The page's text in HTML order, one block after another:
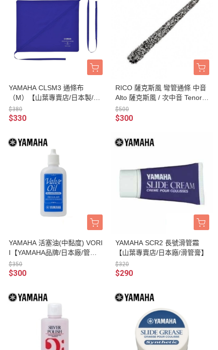
YAMAHA CLSM3 通條布
（M）【山葉專賣店/日本製/管
樂器保養品】
$380
$330
RICO 薩克斯風 彎管通條 中音
Alto 薩克斯風 / 次中音 Tenor
薩克斯風 / Neck 通條
$500
$300
YAMAHA 活塞油(中黏度) VORI
I【YAMAHA品牌/日本廠/管樂
器保養品】
$350
$300
YAMAHA SCR2 長號滑管霜
【山葉專賣店/日本廠/滑管膏】
$320
$290